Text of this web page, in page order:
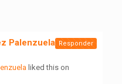
Palenzuela dice:
liked this on
Responder